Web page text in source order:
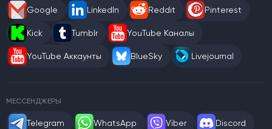
Google LinkedIn Reddit Pinterest
Kick Tumblr YouTube Каналы
YouTube Аккаунты BlueSky Livejournal
МЕССЕНДЖЕРЫ
Telegram WhatsApp Viber Discord